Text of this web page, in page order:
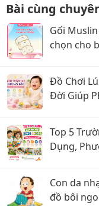
Bài cùng
Gối
chọn cho
Đồ Chơi
Đời Giúp
Top 5
Dụng,
Con da
đồ bôi